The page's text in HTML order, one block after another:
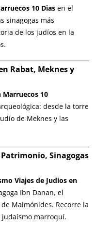
10 Diasen el
sinagogas más
de los judíos en la
Rabat, Meknes y
Marruecos 10
desde la torre
de Meknes y las
Patrimonio, Sinagogas
Viajes de Judios en
Ibn Danan, el
Maimónides. Recorre la
judaísmo marroquí.